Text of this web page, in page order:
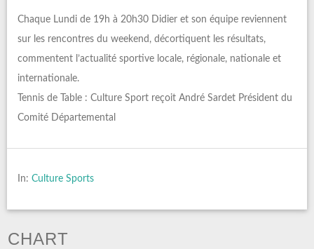
Chaque Lundi de 19h à 20h30 Didier et son équipe reviennent
sur les rencontres du weekend, décortiquent les résultats,
commentent l’actualité sportive locale, régionale, nationale et
internationale.
Tennis de Table : Culture Sport reçoit André Sardet Président du
Comité Départemental
In: Culture Sports
CHART